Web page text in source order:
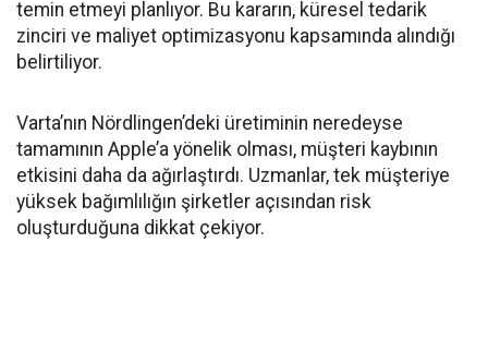
temin etmeyi planlıyor. Bu kararın, küresel tedarik
zinciri ve maliyet optimizasyonu kapsamında alındığı
belirtiliyor.
Varta’nın Nördlingen’deki üretiminin neredeyse
tamamının Apple’a yönelik olması, müşteri kaybının
etkisini daha da ağırlaştırdı. Uzmanlar, tek müşteriye
yüksek bağımlılığın şirketler açısından risk
oluşturduğuna dikkat çekiyor.